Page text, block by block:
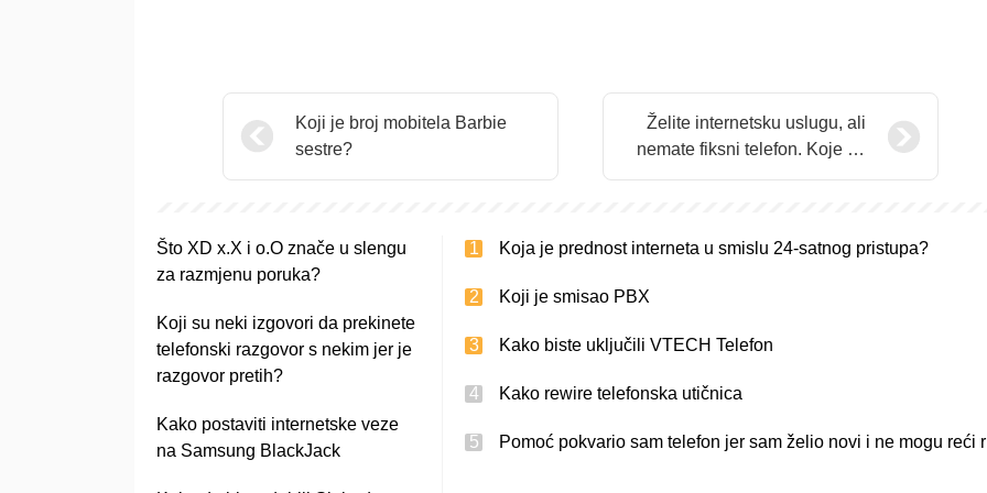
Koji je broj mobitela Barbie
sestre?
Želite internetsku uslugu, ali
nemate fiksni telefon. Koje su
vam mogućnosti?
Što XD x.X i o.O znače u slengu
za razmjenu poruka?
Koji su neki izgovori da prekinete
telefonski razgovor s nekim jer je
razgovor pretih?
Kako postaviti internetske veze
na Samsung BlackJack
Koja je prednost interneta u smislu 24-satnog pristupa?
Koji je smisao PBX
Kako biste uključili VTECH Telefon
Kako rewire telefonska utičnica